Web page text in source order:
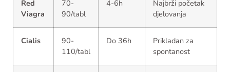
Red
Viagra
70-
90/tabl
4-6h
Najbrži početak
djelovanja
Cialis
90-
110/tabl
Do 36h
Prikladan za
spontanost